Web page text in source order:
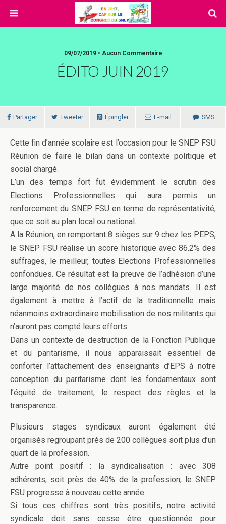
09/07/2019 • Aucun Commentaire
ÉDITO JUIN 2019
Partager Tweeter Épingler E-mail SMS
Cette fin d’année scolaire est l’occasion pour le SNEP FSU
Réunion de faire le bilan dans un contexte politique et
social chargé.
L’un des temps fort fut évidemment le scrutin des
Elections Professionnelles qui aura permis un
renforcement du SNEP FSU en terme de représentativité,
que ce soit au plan local ou national.
A la Réunion, en remportant 8 sièges sur 9 chez les PEPS,
le SNEP FSU réalise un score historique avec 86.2% des
suffrages, le meilleur, toutes Elections Professionnelles
confondues. Ce résultat est la preuve de l’adhésion d’une
large majorité de nos collègues à nos mandats. Il est
également à mettre à l’actif de la traditionnelle mais
néanmoins extraordinaire mobilisation de nos militants qui
n’auront pas compté leurs efforts.
Dans un contexte de destruction de la Fonction Publique
et du paritarisme, il nous apparaissait essentiel de
conforter l’attachement des enseignants d’EPS à notre
conception du paritarisme dont les fondamentaux sont
l’équité de traitement, le respect des règles et la
transparence.
Plusieurs stages syndicaux auront également été
organisés regroupant près de 200 collègues soit plus d’un
quart de la profession.
Autre point positif : la syndicalisation : avec 308
adhérents, soit près de 40% de la profession, le SNEP
FSU progresse à nouveau cette année.
Si tous ces chiffres sont très positifs, notre activité
syndicale doit sans cesse être questionnée pour